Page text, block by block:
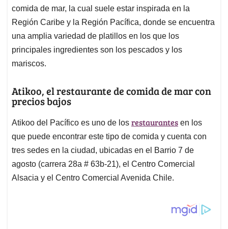
comida de mar, la cual suele estar inspirada en la
Región Caribe y la Región Pacífica, donde se encuentra
una amplia variedad de platillos en los que los
principales ingredientes son los pescados y los
mariscos.
Atikoo, el restaurante de comida de mar con
precios bajos
Atikoo del Pacífico es uno de los restaurantes en los
que puede encontrar este tipo de comida y cuenta con
tres sedes en la ciudad, ubicadas en el Barrio 7 de
agosto (carrera 28a # 63b-21), el Centro Comercial
Alsacia y el Centro Comercial Avenida Chile.